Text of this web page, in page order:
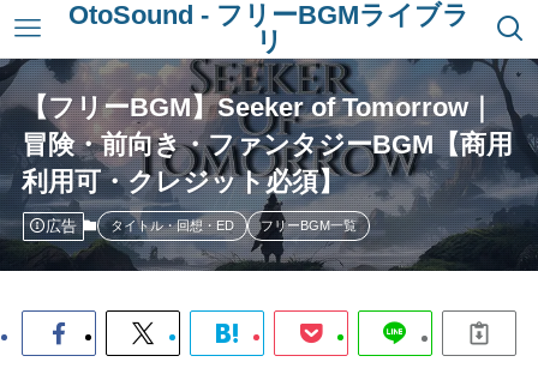
OtoSound - フリーBGMライブラ
リ
【フリーBGM】Seeker of Tomorrow｜
冒険・前向き・ファンタジーBGM【商用
利用可・クレジット必須】
広告 タイトル・回想・ED フリーBGM一覧